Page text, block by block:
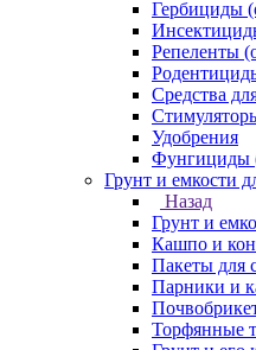
Гербициды
Репеленты
Средства
Удобрения
Фунгициды
Грунт и емкости
Назад
Грунт и
Кашпо и
Пакеты для
Парники и
Торфянные